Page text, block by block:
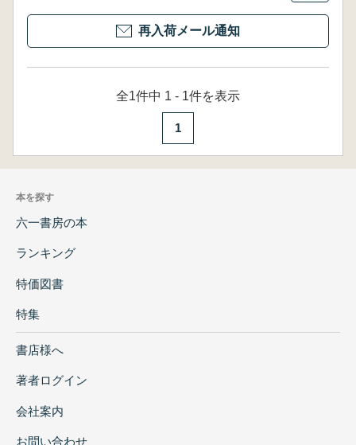
再入荷メール通知
全1件中 1 - 1件を表示
1
本を探す
六一書房の本
ランキング
特価図書
特集
書店様へ
著者ログイン
会社案内
お問い合わせ